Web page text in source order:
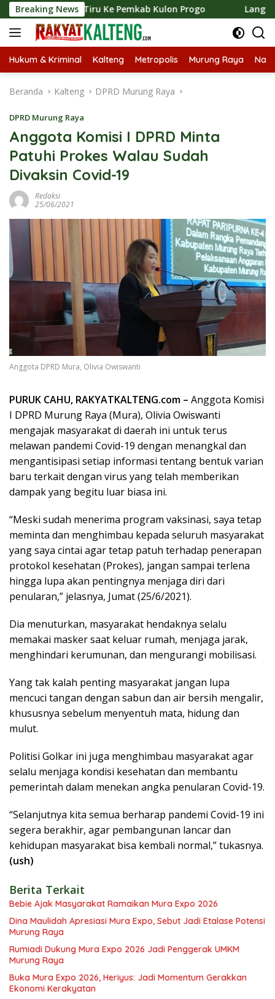
Langsung
ke
konten
Breaking News
Kaji Tiru Ke Pemkab Kulon Progo Langsungkan Kaji
Hukum & Kriminal Kalteng Metropolis Murung Raya
Beranda Kalteng DPRD Murung Raya
DPRD Murung Raya
Anggota Komisi I DPRD Minta
Patuhi Prokes Walau Sudah
Divaksin Covid-19
Redaksi
25/06/2021
Anggota DPRD Mura, Olivia Owiswanti
PURUK CAHU, RAKYATKALTENG.com – Anggota Komisi
I DPRD Murung Raya (Mura), Olivia Owiswanti
mengajak masyarakat di daerah ini untuk terus
melawan pandemi Covid-19 dengan menangkal dan
mengantisipasi setiap informasi tentang bentuk varian
baru terkait dengan virus yang telah memberikan
dampak yang begitu luar biasa ini.
“Meski sudah menerima program vaksinasi, saya tetap
meminta dan menghimbau kepada seluruh masyarakat
yang saya cintai agar tetap patuh terhadap penerapan
protokol kesehatan (Prokes), jangan sampai terlena
hingga lupa akan pentingnya menjaga diri dari
penularan,” jelasnya, Jumat (25/6/2021).
Dia menuturkan, masyarakat hendaknya selalu
memakai masker saat keluar rumah, menjaga jarak,
menghindari kerumunan, dan mengurangi mobilisasi.
Yang tak kalah penting masyarakat jangan lupa
mencuci tangan dengan sabun dan air bersih mengalir,
khususnya sebelum menyentuh mata, hidung dan
mulut.
Politisi Golkar ini juga menghimbau masyarakat agar
selalu menjaga kondisi kesehatan dan membantu
pemerintah dalam menekan angka penularan Covid-19.
“Selanjutnya kita semua berharap pandemi Covid-19 ini
segera berakhir, agar pembangunan lancar dan
kehidupan masyarakat bisa kembali normal,” tukasnya.
(ush)
Berita Terkait
Bebie Ajak Masyarakat Ramaikan Mura Expo 2026
Dina Maulidah Apresiasi Mura Expo, Sebut Jadi Etalase Potensi
Murung Raya
Rumiadi Dukung Mura Expo 2026 Jadi Penggerak UMKM
Murung Raya
Buka Mura Expo 2026, Heriyus: Jadi Momentum Gerakkan
Ekonomi Kerakyatan